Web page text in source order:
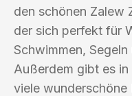
den schönen Zalew
der sich perfekt für
Schwimmen,
Außerdem gibt es
viele wunderschöne